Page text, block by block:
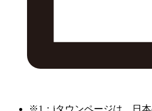
※1：iタウンページは、日